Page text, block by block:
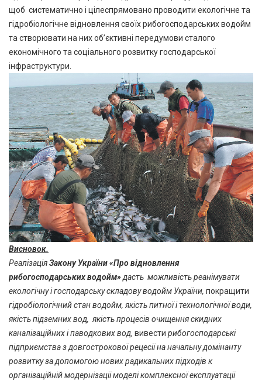
щоб систематично і цілеспрямовано проводити екологічне та
гідробіологічне відновлення своїх рибогосподарських водойм
та створювати на них об’єктивні передумови сталого
економічного та соціального розвитку господарської
інфраструктури.
Висновок.
РеалізаціяЗакону України «Про відновлення
рибогосподарських водойм»дасть можливість реанімувати
екологічну і господарську складову водойм України, покращити
гідробіологічний стан водойм, якість питної і технологічної води,
якість підземних вод, якість процесів очищення скидних
каналізаційних і паводкових вод, вивести рибогосподарські
підприємства з довгострокової рецесії на начальну домінанту
розвитку за допомогою нових радикальних підходів к
організаційній модернізації моделі комплексної експлуатації